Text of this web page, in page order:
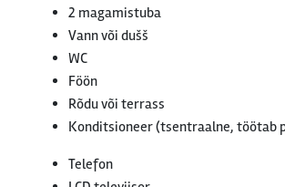
2 magamistuba
Vann või dušš
WC
Föön
Rõdu või terrass
Konditsioneer (tsentraalne, töötab
Telefon